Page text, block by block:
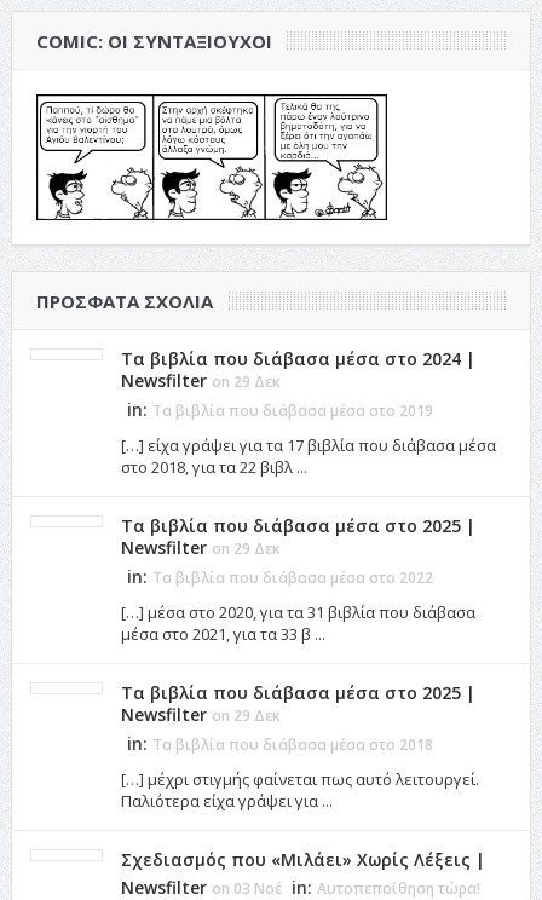
COMIC: ΟΙ ΣΥΝΤΑΞΙΟΎΧΟΙ
ΠΡΌΣΦΑΤΑ ΣΧΌΛΙΑ
Τα βιβλία που διάβασα μέσα στο 2024 |
Newsfilter on 29 Δεκ
in: Τα βιβλία που διάβασα μέσα στο 2019
[…] είχα γράψει για τα 17 βιβλία που διάβασα μέσα
στο 2018, για τα 22 βιβλ ...
Τα βιβλία που διάβασα μέσα στο 2025 |
Newsfilter on 29 Δεκ
in: Τα βιβλία που διάβασα μέσα στο 2022
[…] μέσα στο 2020, για τα 31 βιβλία που διάβασα
μέσα στο 2021, για τα 33 β ...
Τα βιβλία που διάβασα μέσα στο 2025 |
Newsfilter on 29 Δεκ
in: Τα βιβλία που διάβασα μέσα στο 2018
[…] μέχρι στιγμής φαίνεται πως αυτό λειτουργεί.
Παλιότερα είχα γράψει για ...
Σχεδιασμός που «Μιλάει» Χωρίς Λέξεις |
Newsfilter on 03 Νοέ in: Αυτοπεποίθηση τώρα!